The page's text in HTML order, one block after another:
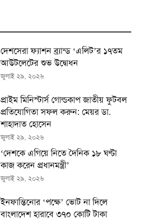
দেশসেরা ফ্যাশন ব্র্যান্ড ‘এলিট’র ১৭তম
আউটলেটের শুভ উদ্বোধন
জুলাই ২৯, ২০২৬
প্রাইম মিনিস্টার্স গোল্ডকাপ জাতীয় ফুটবল
প্রতিযোগিতা সফল করুন: মেয়র ডা.
শাহাদাত হোসেন
জুলাই ২৯, ২০২৬
‘দেশকে এগিয়ে নিতে দৈনিক ১৮ ঘণ্টা
কাজ করেন প্রধানমন্ত্রী’
জুলাই ২৯, ২০২৬
ইনফান্তিনোর ‘পক্ষে’ ভোট না দিলে
বাংলাদেশ হারাবে ৩৭০ কোটি টাকা